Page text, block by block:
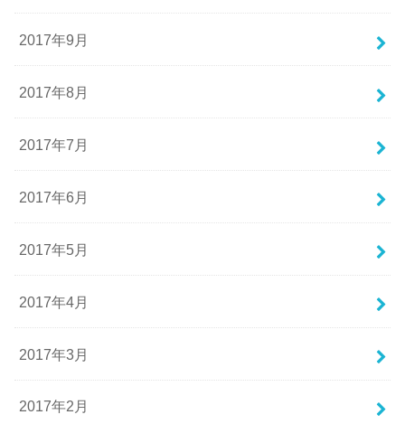
2017年9月
2017年8月
2017年7月
2017年6月
2017年5月
2017年4月
2017年3月
2017年2月